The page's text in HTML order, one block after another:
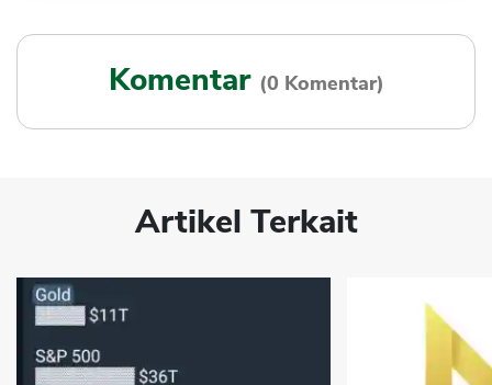
Komentar (0 Komentar)
Artikel Terkait